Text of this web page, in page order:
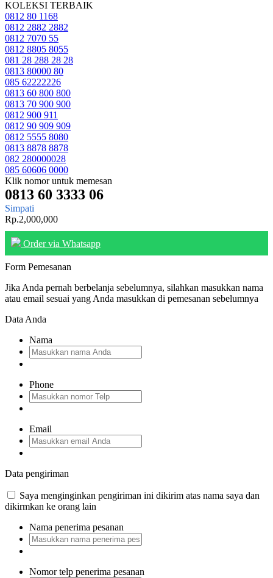
KOLEKSI TERBAIK
0812 80 1168
0812 2882 2882
0812 7070 55
0812 8805 8055
081 28 288 28 28
0813 80000 80
085 62222226
0813 60 800 800
0813 70 900 900
0812 900 911
0812 90 909 909
0812 5555 8080
0813 8878 8878
082 280000028
085 60606 0000
Klik nomor untuk memesan
0813 60 3333 06
Simpati
Rp.2,000,000
Order via Whatsapp
Form Pemesanan
Jika Anda pernah berbelanja sebelumnya, silahkan masukkan nama
atau email sesuai yang Anda masukkan di pemesanan sebelumnya
Data Anda
Nama
Phone
Email
Data pengiriman
Saya menginginkan pengiriman ini dikirim atas nama saya dan
dikirmkan ke orang lain
Nama penerima pesanan
Nomor telp penerima pesanan